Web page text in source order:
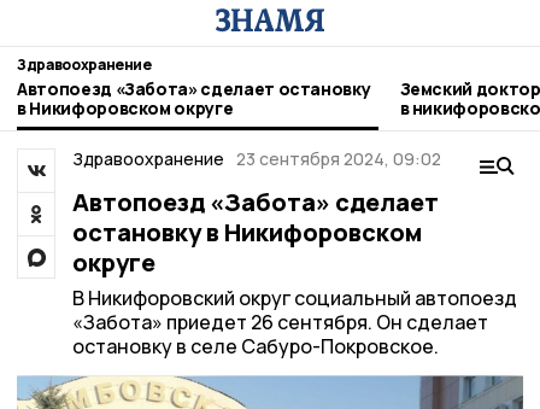
Здравоохранение
Автопоезд «Забота» сделает остановку
в Никифоровском округе
Земский
в
Здравоохранение 23 сентября 2024, 09:02
Автопоезд «Забота» сделает
остановку в Никифоровском
округе
В Никифоровский округ социальный автопоезд
«Забота» приедет 26 сентября. Он сделает
остановку в селе Сабуро-Покровское.